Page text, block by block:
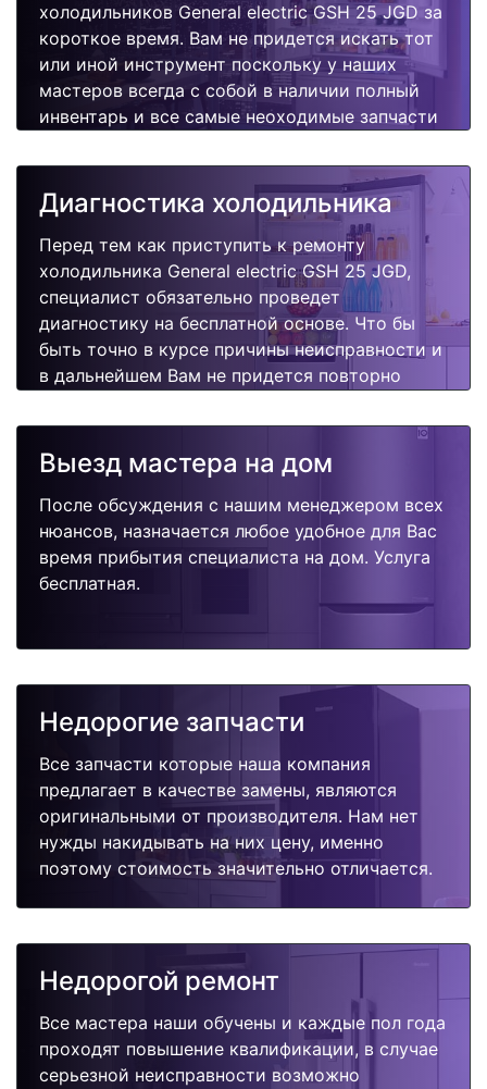
холодильников General electric GSH 25 JGD за
короткое время. Вам не придется искать тот
или иной инструмент поскольку у наших
мастеров всегда с собой в наличии полный
инвентарь и все самые неоходимые запчасти
быстро, качественно и недорого.
Диагностика холодильника
Перед тем как приступить к ремонту
холодильника General electric GSH 25 JGD,
специалист обязательно проведет
диагностику на бесплатной основе. Что бы
быть точно в курсе причины неисправности и
в дальнейшем Вам не придется повторно
поломок.
Выезд мастера на дом
После обсуждения с нашим менеджером всех
нюансов, назначается любое удобное для Вас
время прибытия специалиста на дом. Услуга
бесплатная.
Недорогие запчасти
Все запчасти которые наша компания
предлагает в качестве замены, являются
оригинальными от производителя. Нам нет
нужды накидывать на них цену, именно
поэтому стоимость значительно отличается.
Недорогой ремонт
Все мастера наши обучены и каждые пол года
проходят повышение квалификации, в случае
серьезной неисправности возможно